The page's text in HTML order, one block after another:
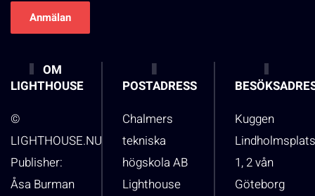
OM
LIGHTHOUSE
©
LIGHTHOUSE.NU
Publisher:
Åsa Burman
POSTADRESS
Chalmers
tekniska
högskola AB
Lighthouse
Kuggen
1, 2 vån
Göteborg